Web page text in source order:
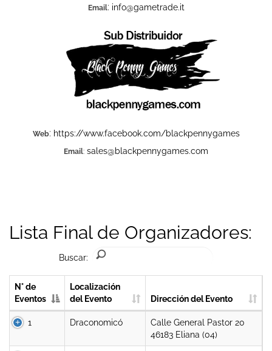
Email: info@gametrade.it
Web: https://www.facebook.com/blackpennygames
Email: sales@blackpennygames.com
Lista Final de Organizadores:
Buscar:
N° de
Eventos
Localización
del Evento
Dirección del Evento
1 Draconomicó
Calle General Pastor 20
46183 Eliana (04)